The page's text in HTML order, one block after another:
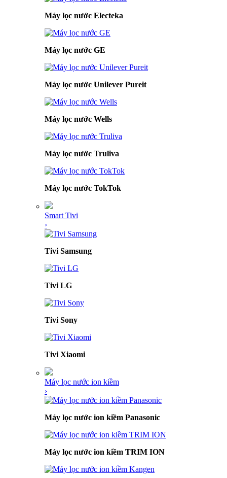
Máy lọc nước Electeka
Máy lọc nước GE
Máy lọc nước Unilever Pureit
Máy lọc nước Wells
Máy lọc nước Truliva
Máy lọc nước TokTok
Smart Tivi
›
Tivi Samsung
Tivi LG
Tivi Sony
Tivi Xiaomi
Máy lọc nước ion kiềm
›
Máy lọc nước ion kiềm Panasonic
Máy lọc nước ion kiềm TRIM ION